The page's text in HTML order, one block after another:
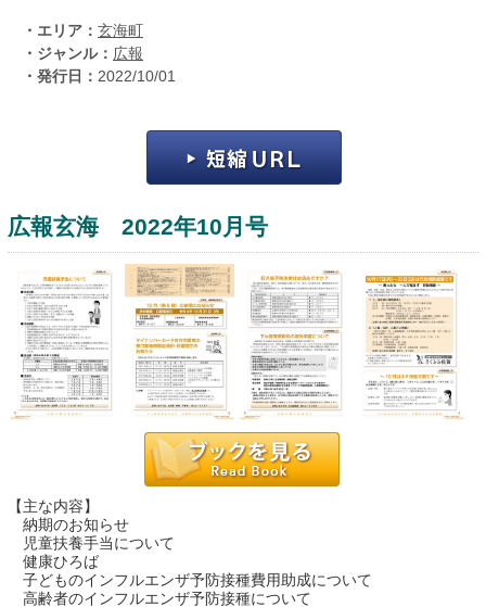
・エリア： 玄海町
・ジャンル： 広報
・発行日： 2022/10/01
広報玄海 2022年10月号
【主な内容】
納期のお知らせ
児童扶養手当について
健康ひろば
子どものインフルエンザ予防接種費用助成について
高齢者のインフルエンザ予防接種について
↓↓ ebooks専用本棚 ↓↓
運営：福博印刷
saga ebooksとは
よくある質問
サイトマップ
お問い合わせ